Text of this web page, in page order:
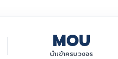
MOU
นำเข้าครบวงจร